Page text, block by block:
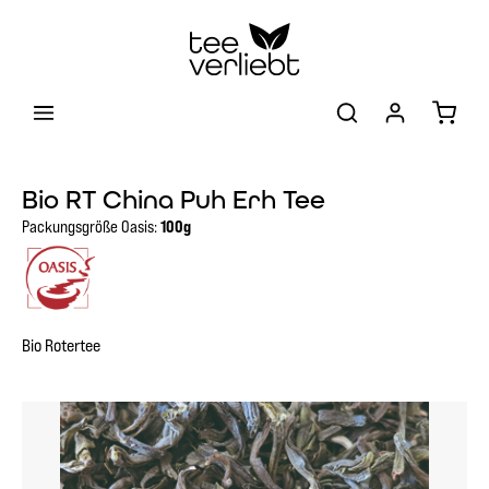
Bio RT China Puh Erh Tee
Packungsgröße Oasis:100g
Bio Rotertee
Bildergalerie überspringen